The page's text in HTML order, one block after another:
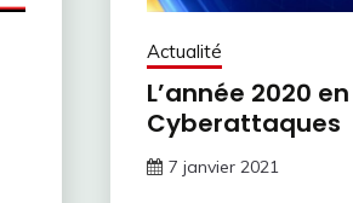
Actualité
L’année 2020 en
Cyberattaques
7 janvier 2021